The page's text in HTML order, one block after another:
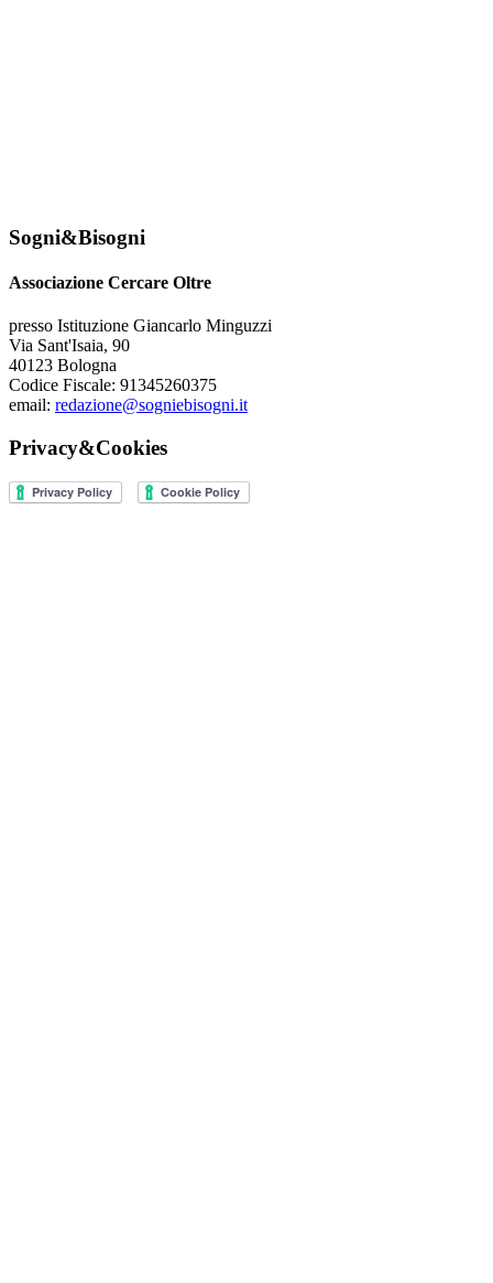
Sogni&Bisogni
Associazione Cercare Oltre
presso Istituzione Giancarlo Minguzzi
Via Sant'Isaia, 90
40123 Bologna
Codice Fiscale: 91345260375
email: redazione@sogniebisogni.it
Privacy&Cookies